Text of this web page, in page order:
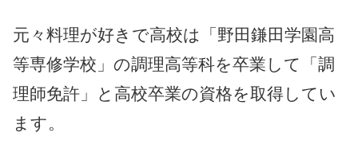
元々料理が好きで高校は「野田鎌田学園高
等専修学校」の調理高等科を卒業して「調
理師免許」と高校卒業の資格を取得してい
ます。